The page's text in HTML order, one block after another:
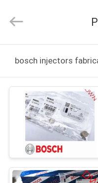
PRODUITS
SUJET
NOUS
Auto
Rights
bosch injectors